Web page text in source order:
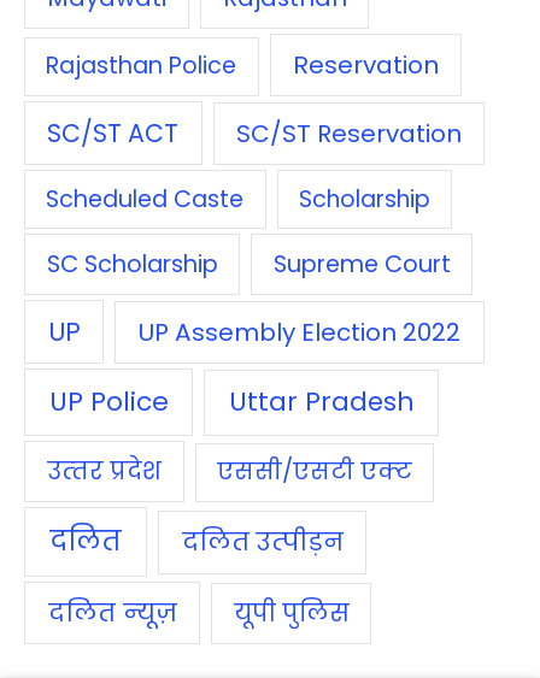
Rajasthan Police Reservation
SC/ST ACT SC/ST Reservation
Scheduled Caste Scholarship
SC Scholarship Supreme Court
UP UP Assembly Election 2022
UP Police Uttar Pradesh
उत्‍तर प्रदेश एससी/एसटी एक्‍ट
दलित दलित उत्‍पीड़न
दलित न्‍यूज़ यूपी पुलिस